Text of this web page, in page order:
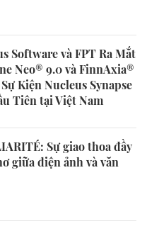
Software và FPT Ra Mắt
Neo® 9.0 và FinnAxia®
Kiện Nucleus Synapse
Tiên tại Việt Nam
Sự giao thoa đầy
giữa điện ảnh và văn